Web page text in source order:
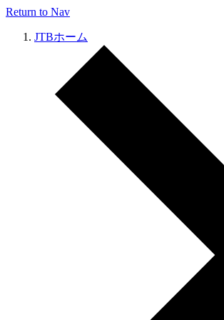
Return to Nav
JTBホーム